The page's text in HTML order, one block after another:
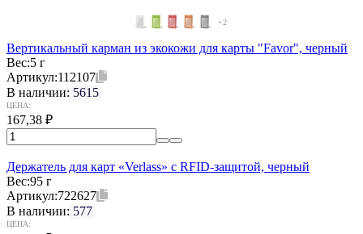
+2
Вертикальный карман из экокожи для карты "Favor", черный
Вес:5 г
Артикул:112107
В наличии: 5615
ЦЕНА:
167,38 ₽
Держатель для карт «Verlass» c RFID-защитой, черный
Вес:95 г
Артикул:722627
В наличии: 577
ЦЕНА: